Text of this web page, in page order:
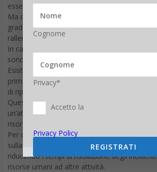
essenziali.
Ma conosci davvero la struttura del network
grado di individuare rapidamente e con
rallentamento nelle applicazioni?
In caso di un problema sulla rete quante
sono necessarie per risolverlo?
Esistono oggi sistemi predittivi, in grado di
prima che si manifestino prima che sia
di riparazione.
Questo è possibile grazie and un’analisi
un’attività di monitoraggio continuo e
risorse virtulizzate al singolo pc.
Per capire come si possono, realmente,
sulla rete; gestire ad altissima velocità i grandi
riducendo i tempi di risoluzione degli
risorse umani ad altre attività.
Cognome
Privacy*
Accetto la
Privacy Policy
REGISTRATI